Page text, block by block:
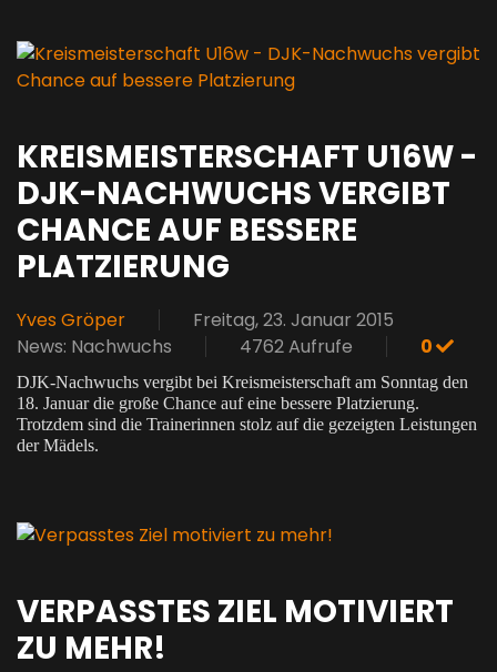
KREISMEISTERSCHAFT U16W -
DJK-NACHWUCHS VERGIBT
CHANCE AUF BESSERE
PLATZIERUNG
Yves Gröper
Freitag, 23. Januar 2015
News: Nachwuchs
4762 Aufrufe 0
DJK-Nachwuchs vergibt bei Kreismeisterschaft am Sonntag den
18. Januar die große Chance auf eine bessere Platzierung.
Trotzdem sind die Trainerinnen stolz auf die gezeigten Leistungen
der Mädels.
VERPASSTES ZIEL MOTIVIERT
ZU MEHR!